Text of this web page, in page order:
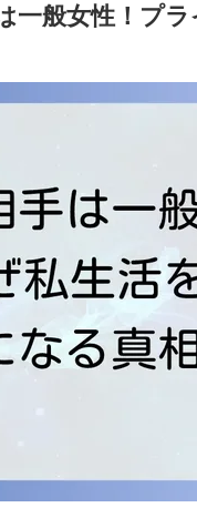
一般女性！プ